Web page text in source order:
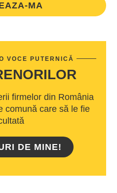
MA
VOCE PUTERNICĂ
firmelor din România
comună care să le fie
DE MINE!